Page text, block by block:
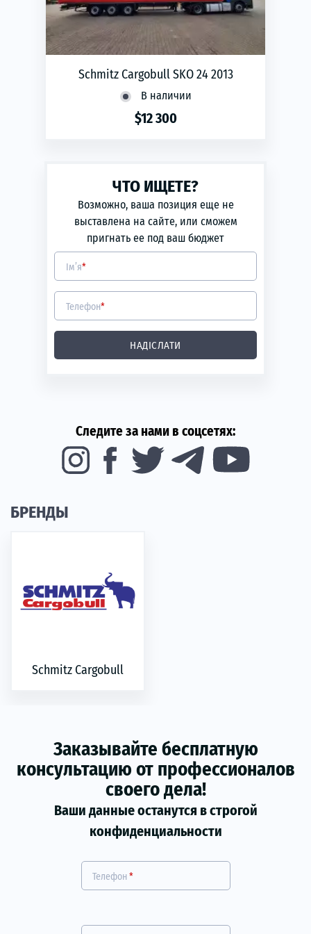
Schmitz Cargobull SKO 24 2013
В наличии
$12 300
ЧТО ИЩЕТЕ?
Возможно, ваша позиция еще не
выставлена на сайте, или сможем
пригнать ее под ваш бюджет
Ім’я*
Телефон*
НАДІСЛАТИ
Следите за нами в соцсетях:
БРЕНДЫ
Schmitz Cargobull
Заказывайте бесплатную
консультацию от профессионалов
своего дела!
Ваши данные останутся в строгой
конфиденциальности
Телефон*